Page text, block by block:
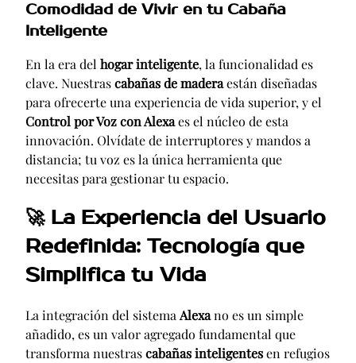
Comodidad de Vivir en tu Cabaña
Inteligente
En la era del hogar inteligente, la funcionalidad es
clave. Nuestrascabañas de maderaestán diseñadas
para ofrecerte una experiencia de vida superior, y el
Control por Voz con Alexaes el núcleo de esta
innovación. Olvídate de interruptores y mandos a
distancia; tu voz es la única herramienta que
necesitas para gestionar tu espacio.
🚀 La Experiencia del Usuario
Redefinida: Tecnología que
Simplifica tu Vida
La integración del sistema Alexano es un simple
añadido, es un valor agregado fundamental que
transforma nuestrascabañas inteligentesen refugios